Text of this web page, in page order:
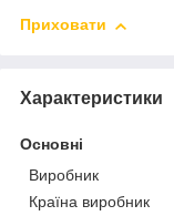
Приховати
Характеристики
Основні
Виробник
Країна виробник